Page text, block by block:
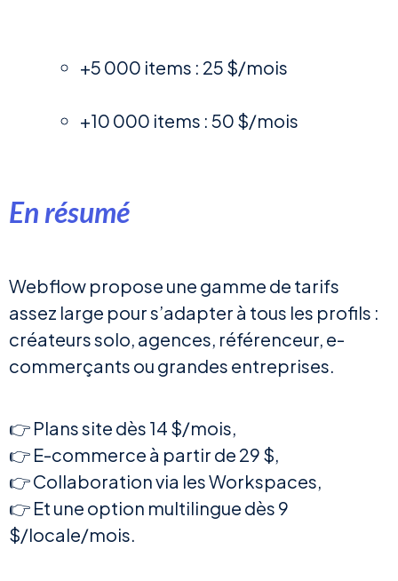
+5 000 items : 25 $/mois
+10 000 items : 50 $/mois
En résumé
Webflow propose une gamme de tarifs
assez large pour s’adapter à tous les profils :
créateurs solo, agences, référenceur, e-
commerçants ou grandes entreprises.
👉 Plans site dès 14 $/mois,
👉 E-commerce à partir de 29 $,
👉 Collaboration via les Workspaces,
👉 Et une option multilingue dès 9
$/locale/mois.